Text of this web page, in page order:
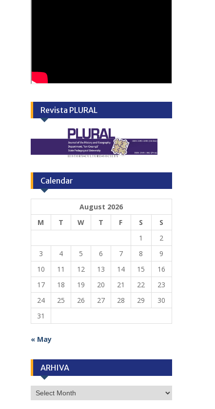
Revista PLURAL
Calendar
August 2026
M
T W T F S
S
1
2
3
4 5 6 7 8
9
10
11 12 13 14 15
16
17
18 19 20 21 22
23
24
25 26 27 28 29
30
31
« May
ARHIVA
ARHIVA